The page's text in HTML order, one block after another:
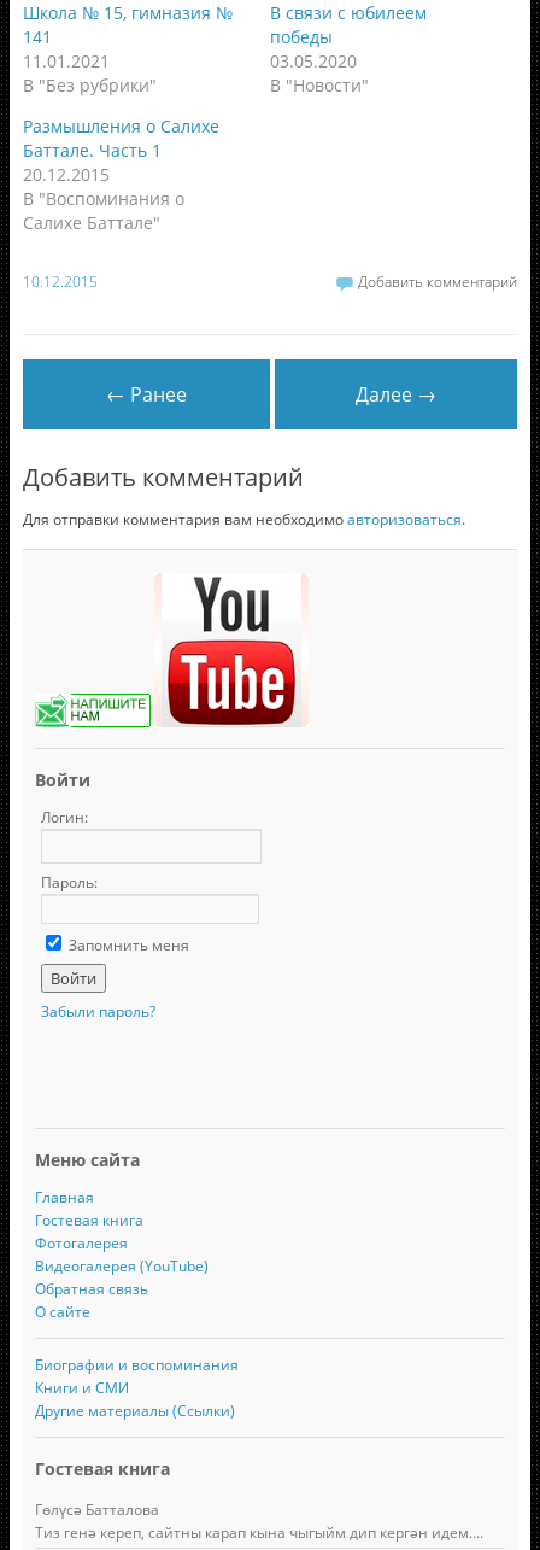
Школа № 15, гимназия №
141
11.01.2021
В "Без рубрики"
В связи с юбилеем
победы
03.05.2020
В "Новости"
Размышления о Салихе
Баттале. Часть 1
20.12.2015
В "Воспоминания о
Салихе Баттале"
10.12.2015 Добавить комментарий
← Ранее Далее →
Добавить комментарий
Для отправки комментария вам необходимоавторизоваться.
Войти
Логин:
Пароль:
Запомнить меня
Забыли пароль?
Меню сайта
Главная
Гостевая книга
Фотогалерея
Видеогалерея (YouTube)
Обратная связь
О сайте
Биографии и воспоминания
Книги и СМИ
Другие материалы (Ссылки)
Гостевая книга
Гөлүсә Батталова
Тиз генә кереп, сайтны карап кына чыгыйм дип кергән идем....